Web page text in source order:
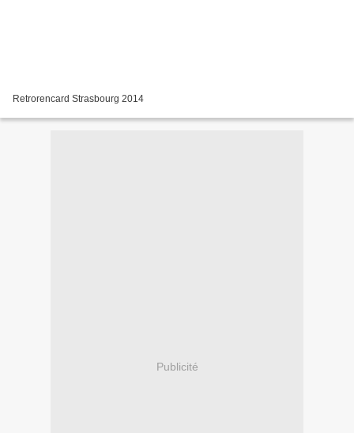
Retrorencard Strasbourg 2014
Publicité